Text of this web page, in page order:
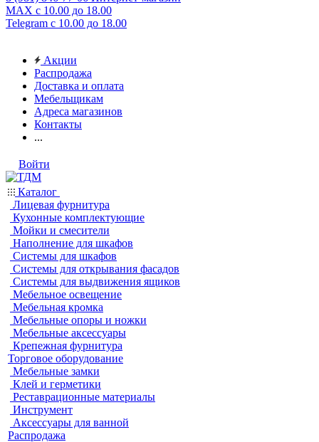
MAX с 10.00 до 18.00
Telegram с 10.00 до 18.00
Акции
Распродажа
Доставка и оплата
Мебельщикам
Адреса магазинов
Контакты
...
Войти
Каталог
Лицевая фурнитура
Кухонные комплектующие
Мойки и смесители
Наполнение для шкафов
Системы для шкафов
Системы для открывания фасадов
Системы для выдвижения ящиков
Мебельное освещение
Мебельная кромка
Мебельные опоры и ножки
Мебельные аксессуары
Крепежная фурнитура
Торговое оборудование
Мебельные замки
Клей и герметики
Реставрационные материалы
Инструмент
Аксессуары для ванной
Распродажа